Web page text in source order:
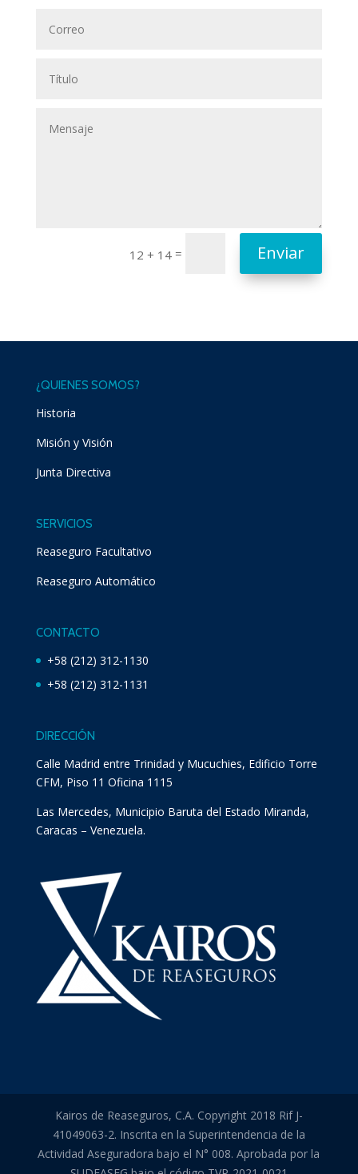
12 + 14 = Enviar
¿QUIENES SOMOS?
Historia
Misión y Visión
Junta Directiva
SERVICIOS
Reaseguro Facultativo
Reaseguro Automático
CONTACTO
+58 (212) 312-1130
+58 (212) 312-1131
DIRECCIÓN
Calle Madrid entre Trinidad y Mucuchies, Edificio Torre
CFM, Piso 11 Oficina 1115
Las Mercedes, Municipio Baruta del Estado Miranda,
Caracas – Venezuela.
Kairos de Reaseguros, C.A. Copyright 2018 Rif J-
41049063-2. Inscrita en la Superintendencia de la
Actividad Aseguradora bajo el N° 008. Aprobada por la